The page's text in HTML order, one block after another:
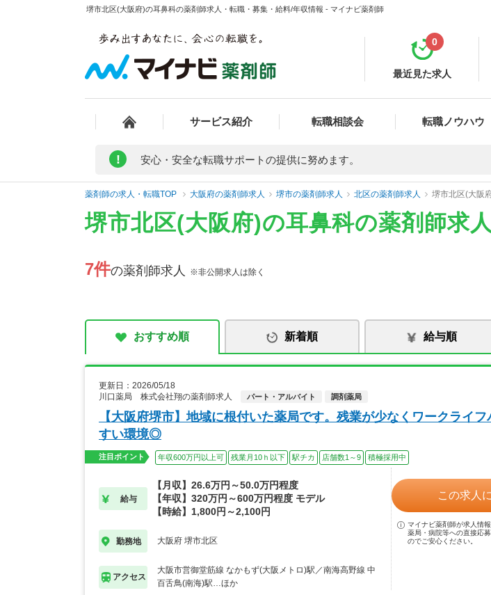
堺市北区(大阪府)の耳鼻科の薬剤師求人・転職・募集・給料/年収情報 - マイナビ薬剤師
最近見た求人
0
サービス紹介 転職相談会 転職ノウハウ
! 安心・安全な転職サポートの提供に努めます。
薬剤師の求人・転職TOP 大阪府の薬剤師求人 堺市の薬剤師求人 北区の薬剤師求人 堺市北区(大阪
堺市北区(大阪府)の耳鼻科の薬剤師求
7件の薬剤師求人 ※非公開求人は除く
おすすめ順 新着順 給与順
更新日：2026/05/18
川口薬局 株式会社翔の薬剤師求人
パート・アルバイト 調剤薬局
【大阪府堺市】地域に根付いた薬局です。残業が少なくワークライ
すい環境◎
注目ポイント 年収600万円以上可 残業月10ｈ以下 駅チカ 店舗数1～9 積極採用中
給与
【月収】26.6万円～50.0万円程度
【年収】320万円～600万円程度 モデル
【時給】1,800円～2,100円
勤務地 大阪府 堺市北区
アクセス
大阪市営御堂筋線 なかもず(大阪メトロ)駅／南海高野線 中
百舌鳥(南海)駅…ほか
この求人
マイナビ薬剤師が求人情
薬局・病院等への直接応
のでご安心ください。